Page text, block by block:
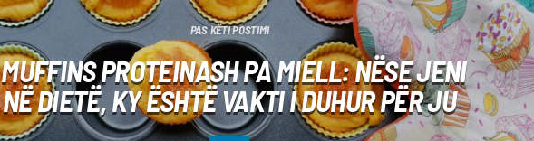
PAS KËTI POSTIMI
MUFFINS PROTEINASH PA MIELL: NËSE JENI
NË DIETË, KY ËSHTË VAKTI I DUHUR PËR JU